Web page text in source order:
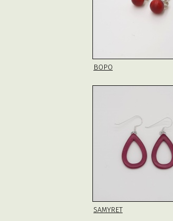
BOPO
SAMYRET